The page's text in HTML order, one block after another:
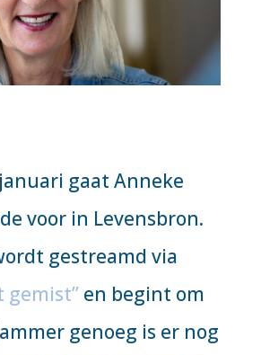
gaat Anneke
voor in Levensbron.
gestreamd via
gemist”en begint om
genoeg is er nog